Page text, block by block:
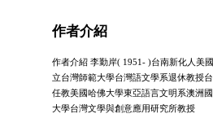
作者介紹
作者介紹 李勤岸( 1951- )台南新化人美
立台灣師範大學台灣語文學系退休教授
任教美國哈佛大學東亞語言文明系澳洲
大學台灣文學與創意應用研究所教授